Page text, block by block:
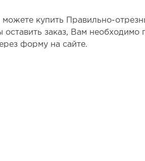
купить Правильно-
оставить заказ, Вам
форму на сайте.